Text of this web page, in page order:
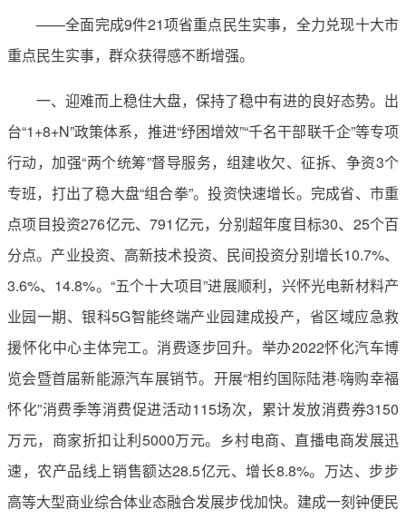
——全面完成9件21项省重点民生实事，全力兑现十大市
重点民生实事，群众获得感不断增强。
一、迎难而上稳住大盘，保持了稳中有进的良好态势。出
台“1+8+N”政策体系，推进“纾困增效”“千名干部联千企”等专项
行动，加强“两个统筹”督导服务，组建收欠、征拆、争资3个
专班，打出了稳大盘“组合拳”。投资快速增长。完成省、市重
点项目投资276亿元、791亿元，分别超年度目标30、25个百
分点。产业投资、高新技术投资、民间投资分别增长10.7%、
3.6%、14.8%。“五个十大项目”进展顺利，兴怀光电新材料产
业园一期、银科5G智能终端产业园建成投产，省区域应急救
援怀化中心主体完工。消费逐步回升。举办2022怀化汽车博
览会暨首届新能源汽车展销节。开展“相约国际陆港·嗨购幸福
怀化”消费季等消费促进活动115场次，累计发放消费券3150
万元，商家折扣让利5000万元。乡村电商、直播电商发展迅
速，农产品线上销售额达28.5亿元、增长8.8%。万达、步步
高等大型商业综合体业态融合发展步伐加快。建成一刻钟便民